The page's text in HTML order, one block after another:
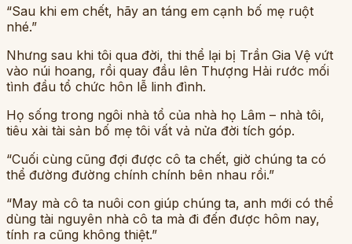
“Sau khi em chết, hãy an táng em cạnh bố mẹ ruột
nhé.”
Nhưng sau khi tôi qua đời, thi thể lại bị Trần Gia Vệ vứt
vào núi hoang, rồi quay đầu lên Thượng Hải rước mối
tình đầu tổ chức hôn lễ linh đình.
Họ sống trong ngôi nhà tổ của nhà họ Lâm – nhà tôi,
tiêu xài tài sản bố mẹ tôi vất vả nửa đời tích góp.
“Cuối cùng cũng đợi được cô ta chết, giờ chúng ta có
thể đường đường chính chính bên nhau rồi.”
“May mà cô ta nuôi con giúp chúng ta, anh mới có thể
dùng tài nguyên nhà cô ta mà đi đến được hôm nay,
tính ra cũng không thiệt.”